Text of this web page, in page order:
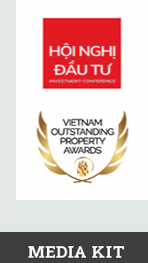
MEDIA KIT